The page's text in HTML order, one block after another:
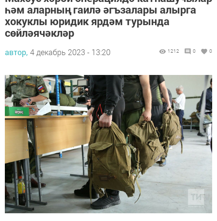
һәм аларның гаилә әгъзалары алырга
хокуклы юридик ярдәм турында
сөйләячәкләр
автор, 4 декабрь 2023 - 13:20 1212 0 0